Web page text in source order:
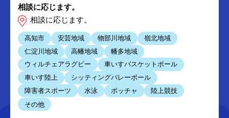
相談に応じます。
相談に応じます。
高知市 安芸地域 物部川地域
嶺北地域
仁淀川地域
高幡地域
幡多地域
ウィルチェアラグビー
車いすバスケットボール
車いす陸上
シッティングバレーボール
障害者スポーツ
水泳 ボッチャ
陸上競技
その他